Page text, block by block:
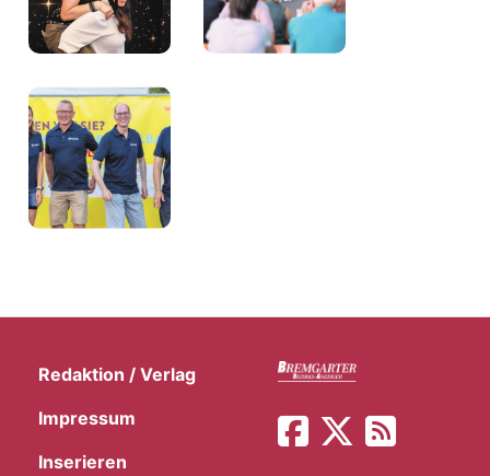
Redaktion / Verlag
Impressum
Inserieren